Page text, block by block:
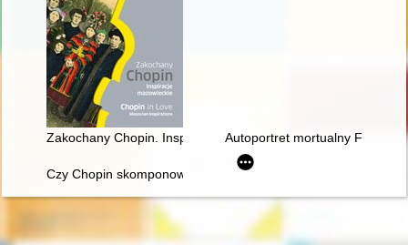
Zakochany Chopin. Inspiracje mazowieckie. Chopin in love.
Autoportret mortualny
Czy Chopin skomponował etiudę rewolucyjną?